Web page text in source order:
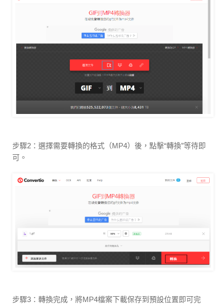
步驟2：選擇需要轉換的格式（MP4）後，點擊“轉換”等待即
可。
步驟3：轉換完成，將MP4檔案下載保存到預設位置即可完